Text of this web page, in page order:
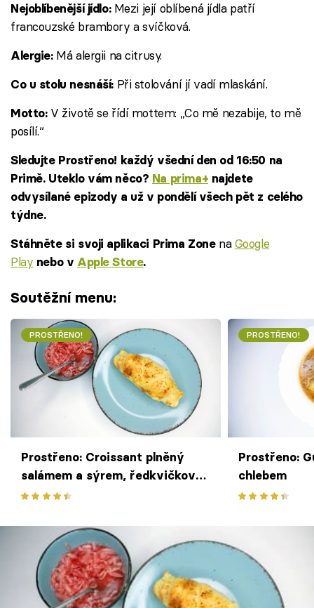
Nejoblíbenější jídlo:Mezi její oblíbená jídla patří
francouzské brambory a svíčková.
Alergie:Má alergii na citrusy.
Co u stolu nesnáší:Při stolování jí vadí mlaskání.
Motto:V životě se řídí mottem: „Co mě nezabije, to mě
posílí.“
Sledujte Prostřeno! každý všední den od 16:50 na
Primě. Uteklo vám něco? Na prima+ najdete
odvysílané epizody a už v pondělí všech pět z celého
týdne.
Stáhněte si svoji aplikaci Prima Zone naGoogle
Play nebo v Apple Store.
Soutěžní menu:
PROSTŘENO!
Prostřeno: Croissant plněný
salámem a sýrem, ředkvičkový
salát podle legendy
PROSTŘENO!
Prostřeno:
chlebem